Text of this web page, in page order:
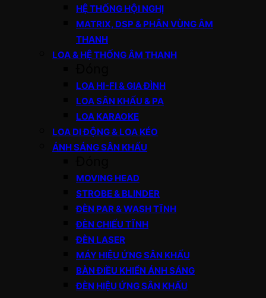
HỆ THỐNG HỘI NGHỊ
MATRIX, DSP & PHÂN VÙNG ÂM
THANH
LOA & HỆ THỐNG ÂM THANH
LOA HI-FI & GIA ĐÌNH
LOA SÂN KHẤU & PA
LOA KARAOKE
LOA DI ĐỘNG & LOA KÉO
ÁNH SÁNG SÂN KHẤU
MOVING HEAD
STROBE & BLINDER
ĐÈN PAR & WASH TĨNH
ĐÈN CHIẾU TĨNH
ĐÈN LASER
MÁY HIỆU ỨNG SÂN KHẤU
BÀN ĐIỀU KHIỂN ÁNH SÁNG
ĐÈN HIỆU ỨNG SÂN KHẤU